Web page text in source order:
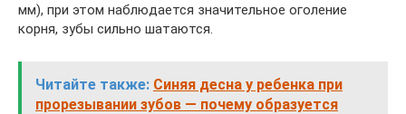
мм), при этом наблюдается значительное оголение
корня, зубы сильно шатаются.
Читайте также: Синяя десна у ребенка при
прорезывании зубов — почему образуется